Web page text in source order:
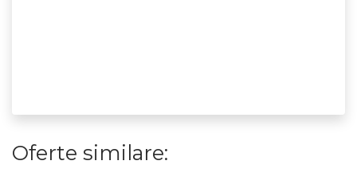
Oferte similare: